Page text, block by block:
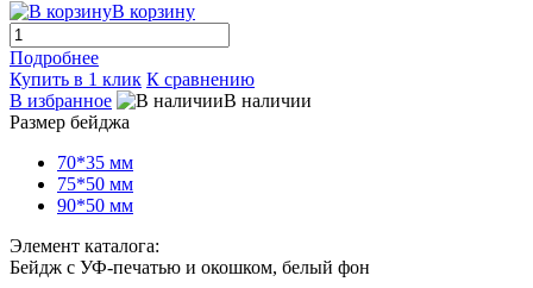
В корзину
Подробнее
Купить в 1 клик К сравнению
В избранное
В наличии
Размер бейджа
70*35 мм
75*50 мм
90*50 мм
Элемент каталога:
Бейдж с УФ-печатью и окошком, белый фон